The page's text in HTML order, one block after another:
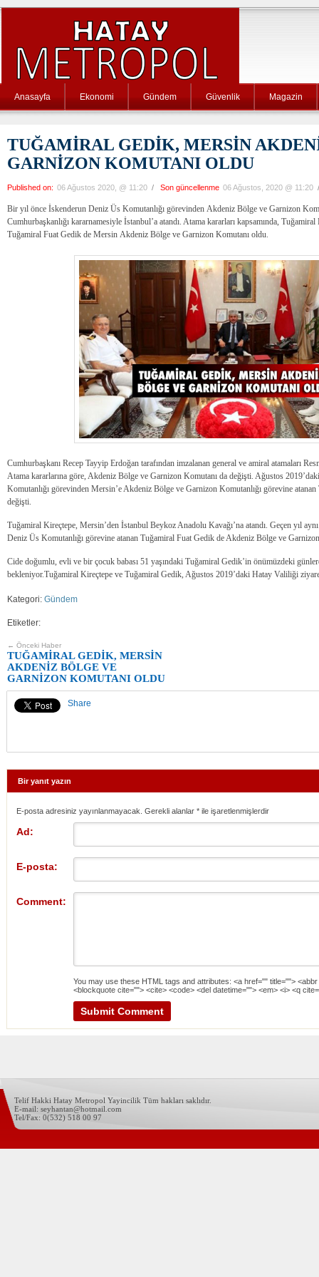
Anasayfa Ekonomi Gündem Güvenlik Magazin
TUĞAMİRAL GEDİK, MERSİN
GARNİZON KOMUTANI OLDU
Published on: 06 Ağustos 2020, @ 11:20 / Son güncellenme 06 Ağustos, 2020 @ 11:20
Bir yıl önce İskenderun Deniz Üs Komutanlığı görevinden Akdeniz Bölge ve Garnizon
Cumhurbaşkanlığı kararnamesiyle İstanbul’a atandı. Atama kararları kapsamında,
Tuğamiral Fuat Gedik de Mersin Akdeniz Bölge ve Garnizon Komutanı oldu.
Cumhurbaşkanı Recep Tayyip Erdoğan tarafından imzalanan general ve amiral atamaları
Atama kararlarına göre, Akdeniz Bölge ve Garnizon Komutanı da değişti. Ağustos
Komutanlığı görevinden Mersin’e Akdeniz Bölge ve Garnizon Komutanlığı görevine
değişti.
Tuğamiral Kireçtepe, Mersin’den İstanbul Beykoz Anadolu Kavağı’na atandı. Geçen yıl
Deniz Üs Komutanlığı görevine atanan Tuğamiral Fuat Gedik de Akdeniz Bölge ve
Cide doğumlu, evli ve bir çocuk babası 51 yaşındaki Tuğamiral Gedik’in önümüzdeki
bekleniyor.Tuğamiral Kireçtepe ve Tuğamiral Gedik, Ağustos 2019’daki Hatay Valiliği
Kategori: Gündem
Etiketler:
← Önceki Haber
TUĞAMİRAL GEDİK, MERSİN
AKDENİZ BÖLGE VE
GARNİZON KOMUTANI OLDU
Share
Bir yanıt yazın
E-posta adresiniz yayınlanmayacak. Gerekli alanlar * ile işaretlenmişlerdir
Ad:
E-posta:
Comment:
You may use these HTML tags and attributes: <a href="" title="">
<blockquote cite=""> <cite> <code> <del datetime=""> <em> <i> <q
Telif Hakki Hatay Metropol Yayincilik Tüm hakları saklıdır.
E-mail: seyhantan@hotmail.com
Tel/Fax: 0(532) 518 00 97